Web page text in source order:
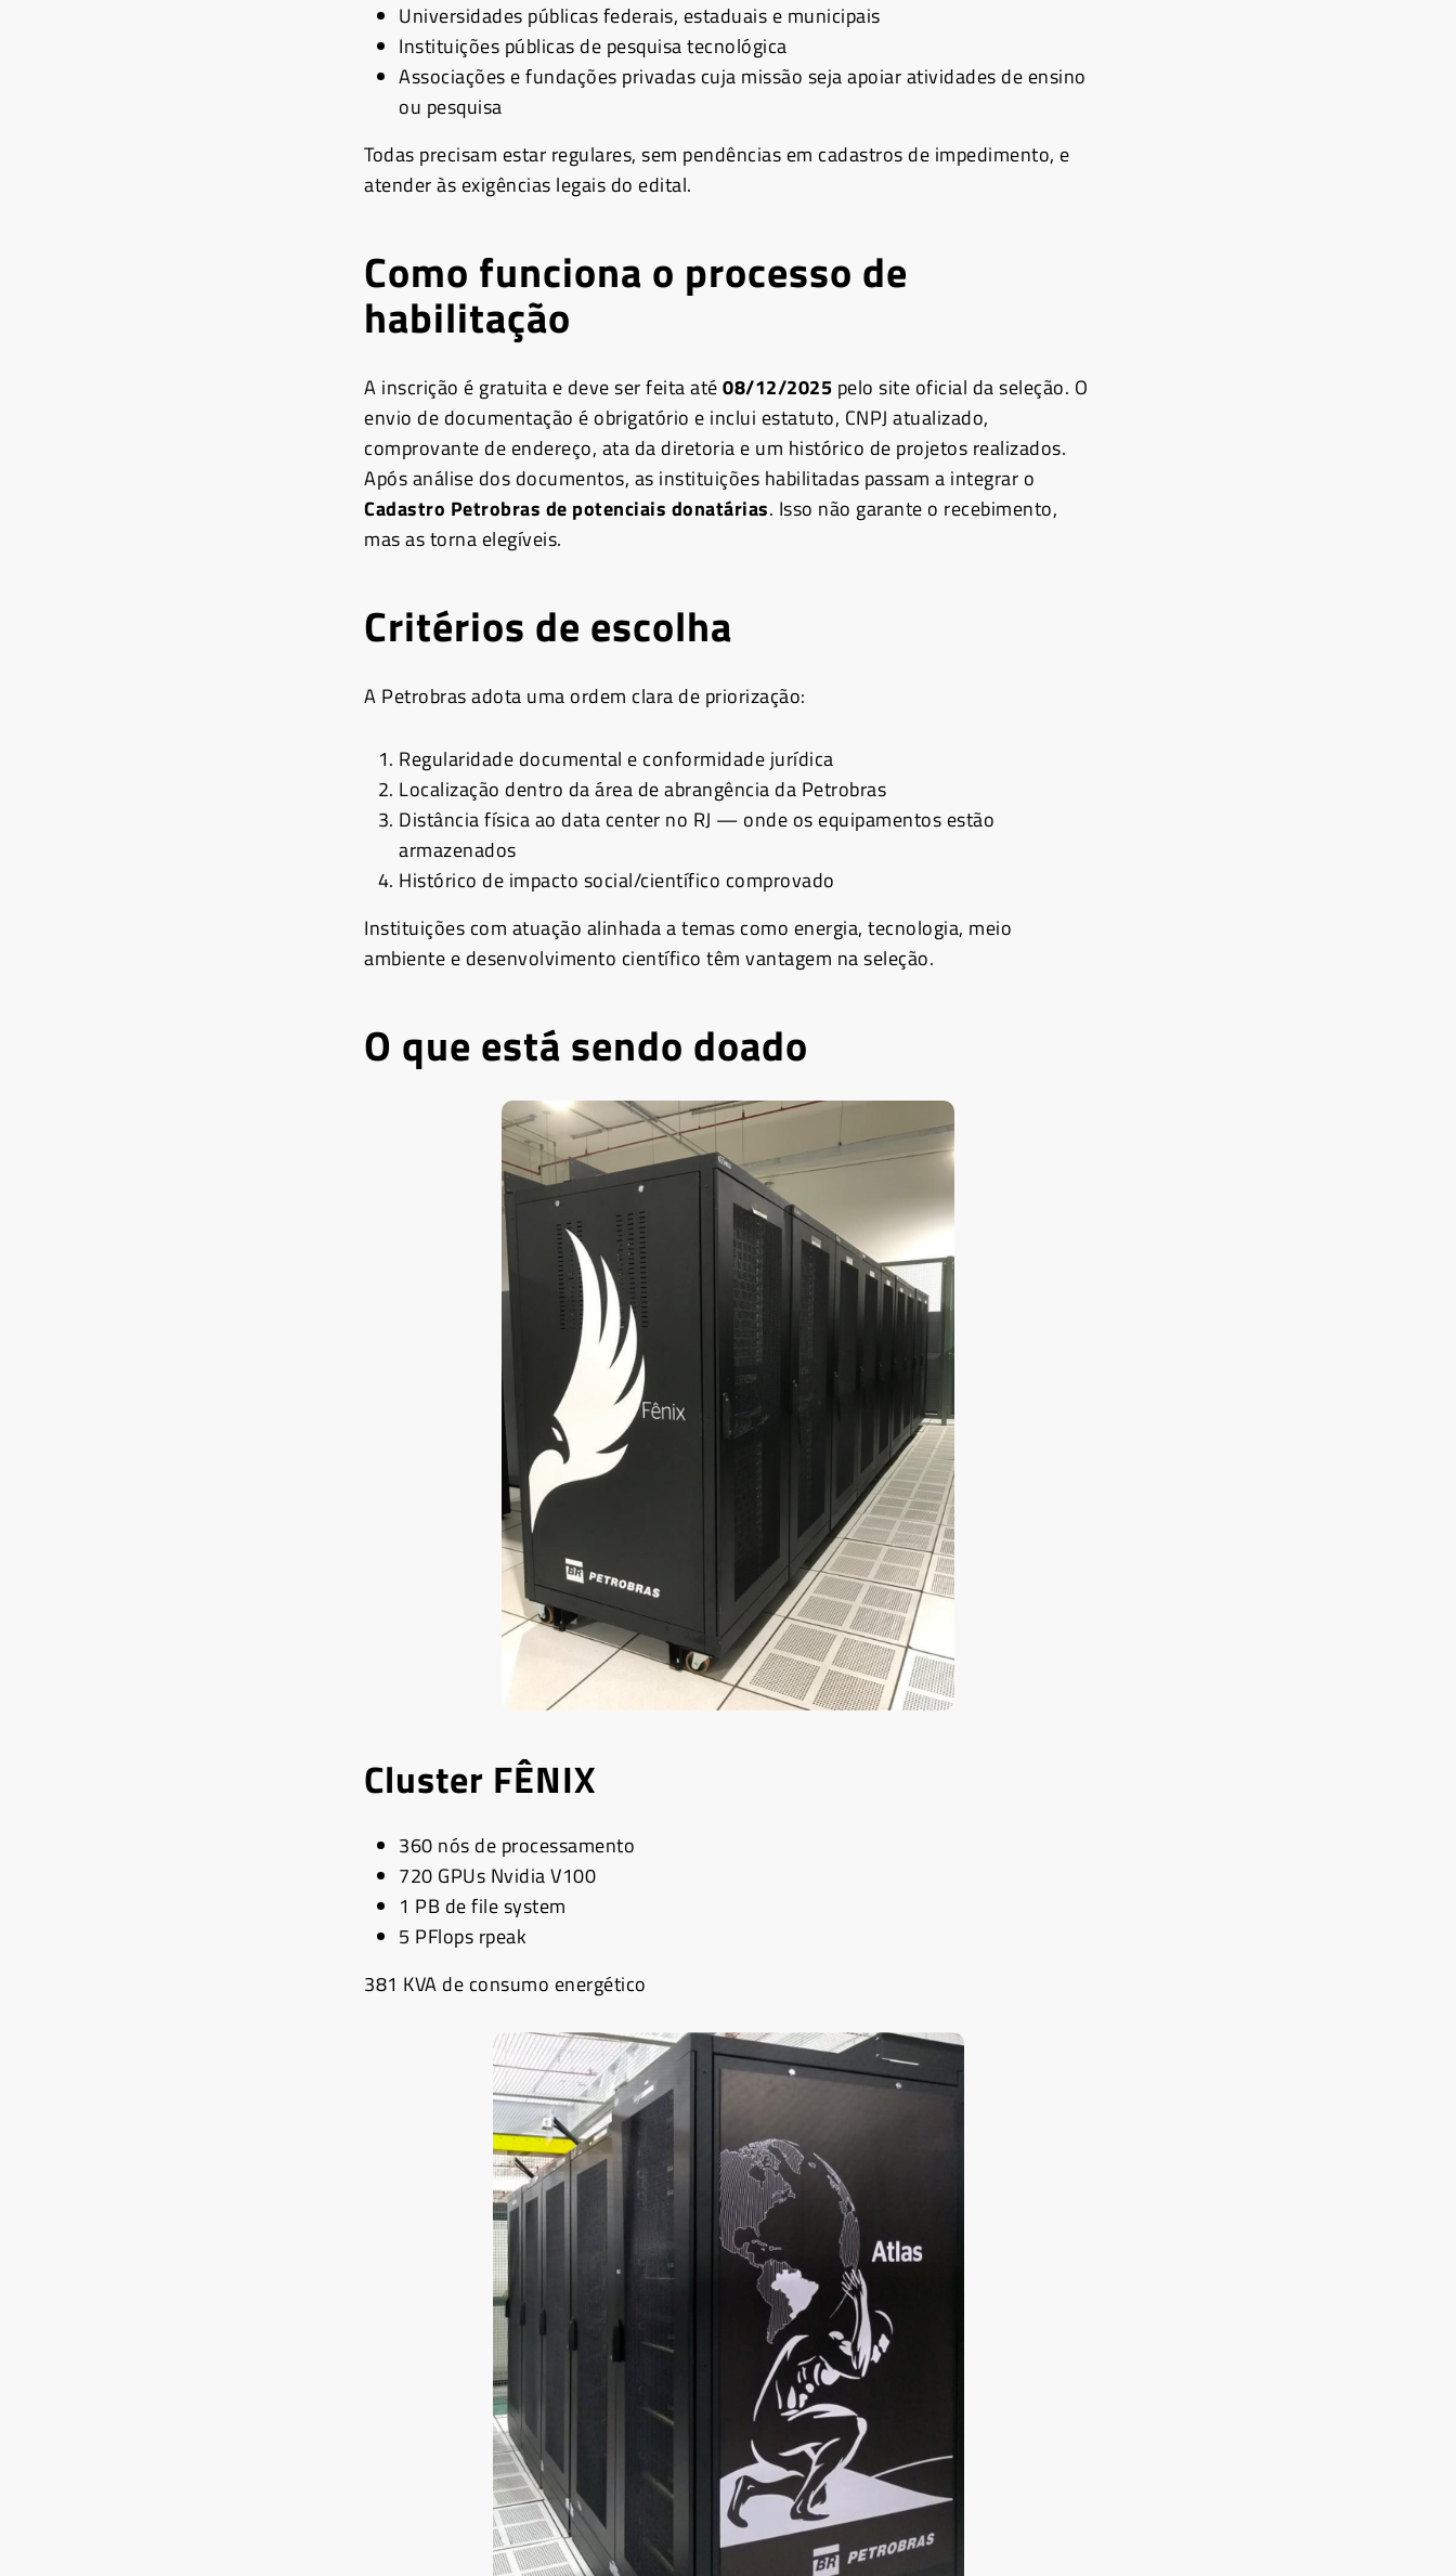
Universidades públicas federais, estaduais e municipais
Instituições públicas de pesquisa tecnológica
Associações e fundações privadas cuja missão seja apoiar atividades de ensino
ou pesquisa
Todas precisam estar regulares, sem pendências em cadastros de impedimento, e
atender às exigências legais do edital.
Como funciona o processo de
habilitação
A inscrição é gratuita e deve ser feita até08/12/2025 pelo site oficial da seleção. O
envio de documentação é obrigatório e inclui estatuto, CNPJ atualizado,
comprovante de endereço, ata da diretoria e um histórico de projetos realizados.
Após análise dos documentos, as instituições habilitadas passam a integrar o
Cadastro Petrobras de potenciais donatárias. Isso não garante o recebimento,
mas as torna elegíveis.
Critérios de escolha
A Petrobras adota uma ordem clara de priorização:
Regularidade documental e conformidade jurídica
Localização dentro da área de abrangência da Petrobras
Distância física ao data center no RJ — onde os equipamentos estão
armazenados
Histórico de impacto social/científico comprovado
Instituições com atuação alinhada a temas como energia, tecnologia, meio
ambiente e desenvolvimento científico têm vantagem na seleção.
O que está sendo doado
Cluster FÊNIX
360 nós de processamento
720 GPUs Nvidia V100
1 PB de file system
5 PFlops rpeak
381 KVA de consumo energético